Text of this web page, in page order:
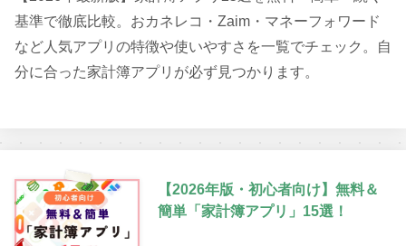
基準で徹底比較。おカネレコ・Zaim・マネーフォワード
など人気アプリの特徴や使いやすさを一覧でチェック。自
分に合った家計簿アプリが必ず見つかります。
【2026年版・初心者向け】無料＆
簡単「家計簿アプリ」15選！